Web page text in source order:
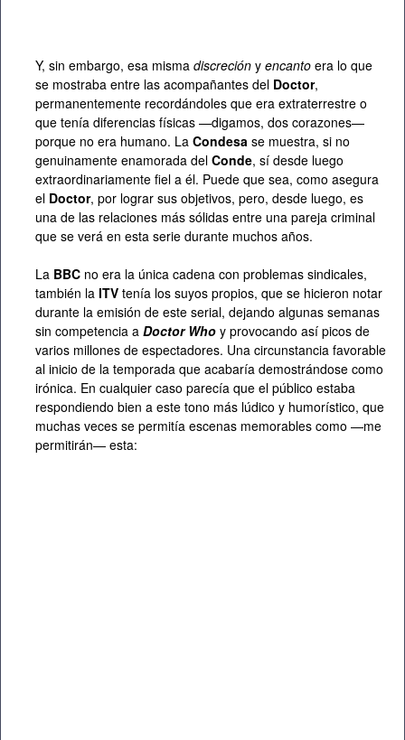
Y, sin embargo, esa misma discreción y encanto era lo que
se mostraba entre las acompañantes del Doctor,
permanentemente recordándoles que era extraterrestre o
que tenía diferencias físicas —digamos, dos corazones—
porque no era humano. La Condesa se muestra, si no
genuinamente enamorada del Conde, sí desde luego
extraordinariamente fiel a él. Puede que sea, como asegura
el Doctor, por lograr sus objetivos, pero, desde luego, es
una de las relaciones más sólidas entre una pareja criminal
que se verá en esta serie durante muchos años.
La BBC no era la única cadena con problemas sindicales,
también la ITV tenía los suyos propios, que se hicieron notar
durante la emisión de este serial, dejando algunas semanas
sin competencia a Doctor Who y provocando así picos de
varios millones de espectadores. Una circunstancia favorable
al inicio de la temporada que acabaría demostrándose como
irónica. En cualquier caso parecía que el público estaba
respondiendo bien a este tono más lúdico y humorístico, que
muchas veces se permitía escenas memorables como —me
permitirán— esta: